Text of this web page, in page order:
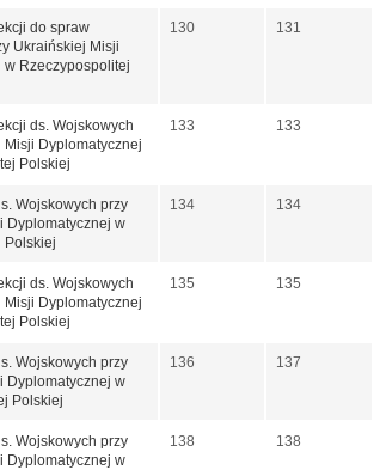
do spraw
Ukraińskiej Misji
w Rzeczypospolitej
130 131
ds. Wojskowych
Dyplomatycznej
Polskiej
133 133
Wojskowych przy
Dyplomatycznej w
Polskiej
134 134
ds. Wojskowych
Dyplomatycznej
Polskiej
135 135
Wojskowych przy
Dyplomatycznej w
Polskiej
136 137
Wojskowych przy
Dyplomatycznej w
138 138